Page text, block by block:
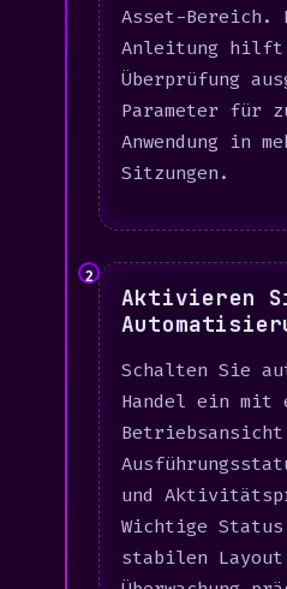
Asset-Bereich.
Anleitung hilft
Überprüfung
Parameter für
Anwendung in
Sitzungen.
2
Aktivieren
Schalten Sie
Handel ein mit
und
Wichtige
stabilen